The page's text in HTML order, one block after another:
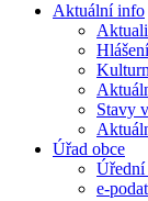
Aktuální info
Stavy
Úřad obce
Úřední
e-